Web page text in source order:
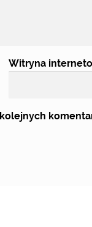
Witryna